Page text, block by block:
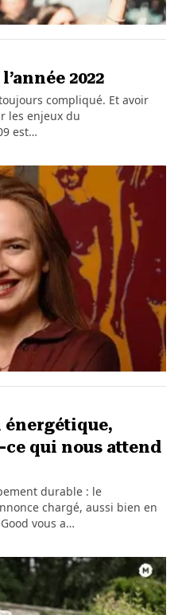
2022
compliqué. Et avoir
les enjeux du
est…
ce qui nous attend
durable : le
chargé, aussi bien en
vous a…